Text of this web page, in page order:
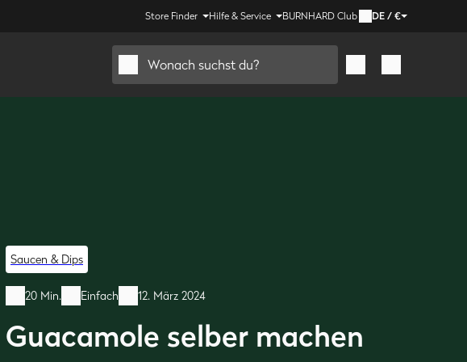
Store Finder Hilfe & Service BURNHARD Club DE/€
Wonach suchst du?
Saucen & Dips
20 Min. Einfach 12. März 2024
Guacamole selber machen